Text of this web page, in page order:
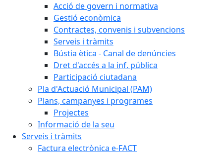
Acció de govern i normativa
Gestió econòmica
Contractes, convenis i subvencions
Serveis i tràmits
Bústia ètica - Canal de denúncies
Dret d'accés a la inf. pública
Participació ciutadana
Pla d'Actuació Municipal (PAM)
Plans, campanyes i programes
Projectes
Informació de la seu
Serveis i tràmits
Factura electrònica e-FACT